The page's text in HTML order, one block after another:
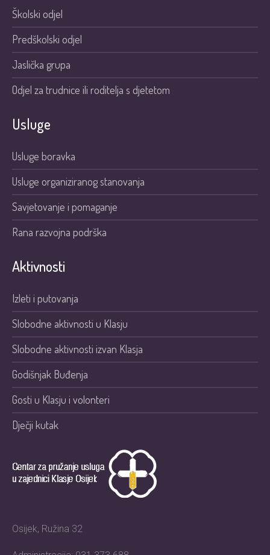
Školski odjel
Predškolski odjel
Jaslička grupa
Odjel za trudnice ili roditelja s djetetom
Usluge
Usluge boravka
Usluge organiziranog stanovanja
Savjetovanje i pomaganje
Rana razvojna podrška
Aktivnosti
Izleti i putovanja
Slobodne aktivnosti u Klasju
Slobodne aktivnosti izvan Klasja
Godišnjak Buđenja
Gosti u Klasju i volonteri
Dječji kutak
Osijek, Ružina 32